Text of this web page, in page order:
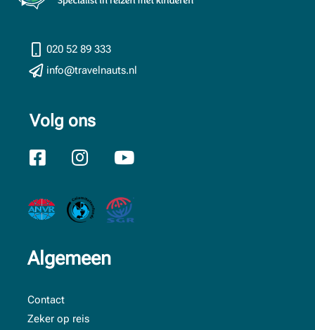
020 52 89 333
info@travelnauts.nl
Volg ons
Algemeen
Contact
Zeker op reis